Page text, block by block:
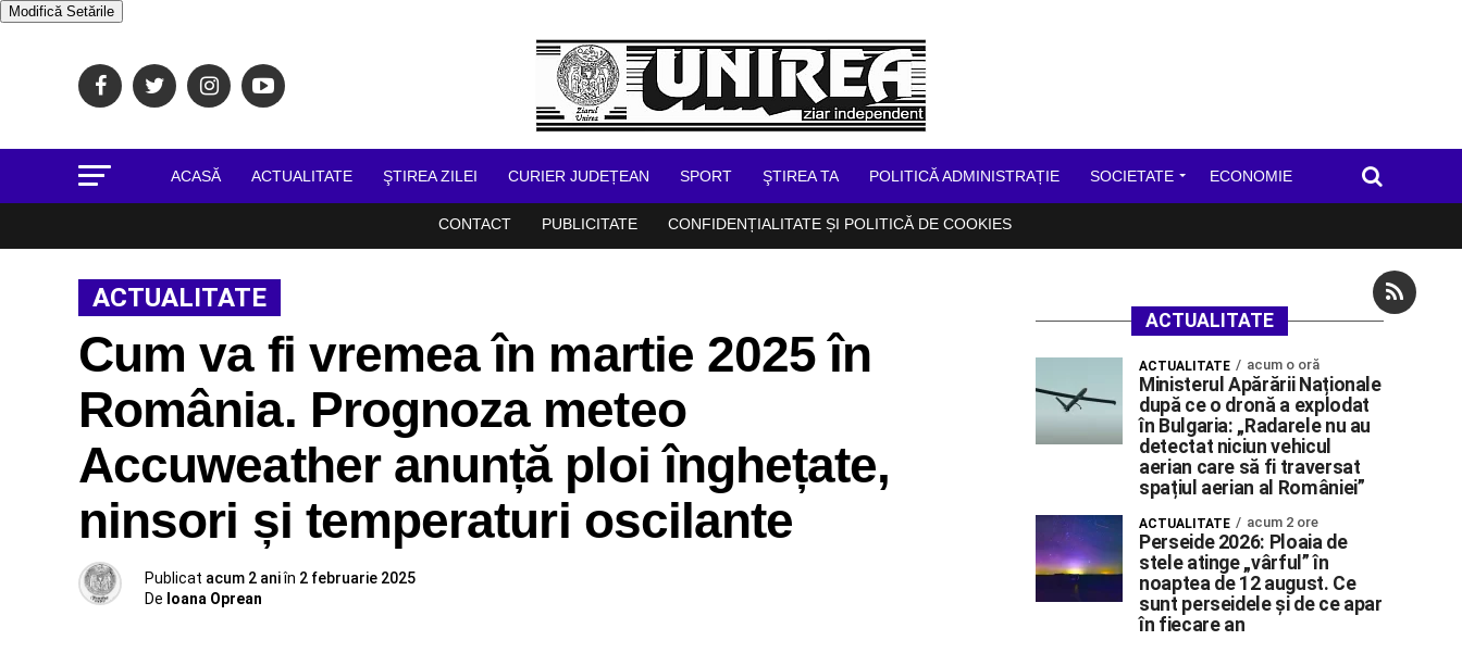
Modifică Setările
ACASĂ ACTUALITATE ŞTIREA ZILEI CURIER JUDEȚEAN SPORT ŞTIREA TA POLITICĂ ADMINISTRAȚIE SOCIETATE ECONOMIE
CONTACT PUBLICITATE CONFIDENȚIALITATE ȘI POLITICĂ DE COOKIES
ACTUALITATE
Cum va fi vremea în martie 2025 în
România. Prognoza meteo
Accuweather anunță ploi înghețate,
ninsori și temperaturi oscilante
Publicat acum 2 aniîn 2 februarie 2025
De Ioana Oprean
ACTUALITATE
ACTUALITATE acum o oră
Ministerul Apărării Naționale
după ce o dronă a explodat
în Bulgaria: „Radarele nu au
detectat niciun vehicul
aerian care să fi traversat
spațiul aerian al României”
ACTUALITATE acum 2 ore
Perseide 2026: Ploaia de
stele atinge „vârful” în
noaptea de 12 august. Ce
sunt perseidele și de ce apar
în fiecare an